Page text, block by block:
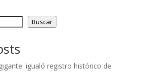
Buscar
igualó registro histórico de